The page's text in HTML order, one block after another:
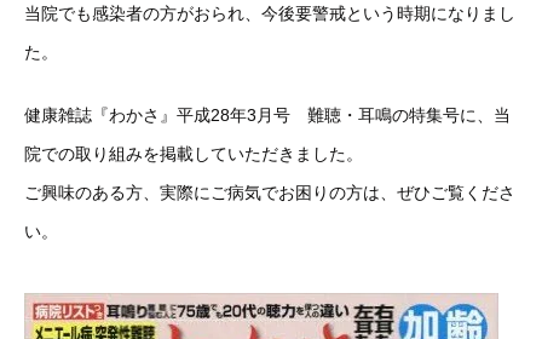
当院でも感染者の方がおられ、今後要警戒という時期になりまし
た。
健康雑誌『わかさ』平成28年3月号 難聴・耳鳴の特集号に、当
院での取り組みを掲載していただきました。
ご興味のある方、実際にご病気でお困りの方は、ぜひご覧くださ
い。